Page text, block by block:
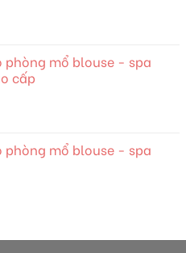
phòng mổ blouse - spa
cấp
phòng mổ blouse - spa